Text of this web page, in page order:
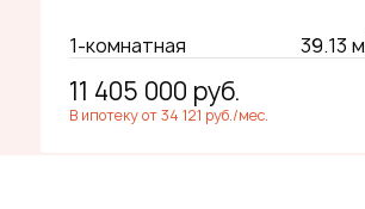
1-комнатная 39.13 м
11 405 000 руб.
В ипотеку от 34 121 руб./мес.